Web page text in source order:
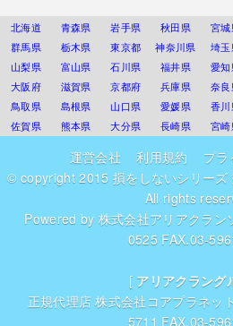
北海道 青森県 岩手県 秋田県 宮
群馬県
栃木県 東京都 神奈川県 埼
山梨県
富山県 石川県 福井県 愛
大阪府
滋賀県 京都府 兵庫県 奈
鳥取県
島根県 山口県 愛媛県 香
佐賀県
熊本県 大分県 長崎県 宮
運営会社 利用規約
プラ
© copyright 2015 損をしないシリーズ
All rights
Powered by 株式会社アリアクラン
0525 FAX.03-
[ アリアクラング
正規代理店株式会社コアプラネッ
5711 FAX.03-